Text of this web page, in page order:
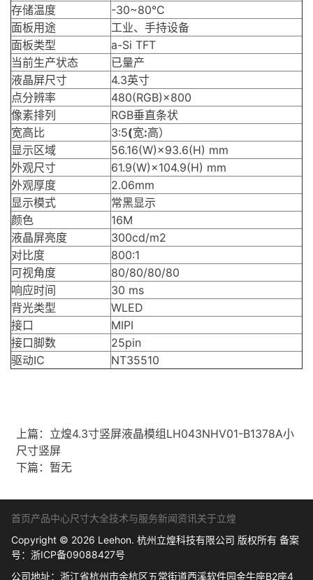
存储温度
-30~80°C
面板用途
工业、手持设备
面板类型
a-Si TFT
当前生产状态
已量产
液晶屏尺寸
4.3英寸
点分辨率
480(RGB)×800
像素排列
RGB垂直条状
宽高比
3:5(宽:高）
显示区域
56.16(W)×93.6(H) mm
外观尺寸
61.9(W)×104.9(H) mm
外观厚度
2.06mm
显示模式
常黑显示
颜色
16M
液晶屏亮度
300cd/m2
对比度
800:1
可视角度
80/80/80/80
响应时间
30 ms
背光类型
WLED
接口
MIPI
接口脚数
25pin
驱动IC
NT35510
上篇： 立煌4.3寸竖屏液晶模组LH043NHV01-B1378A小
尺寸竖屏
下篇：暂无
首页产品中心尺寸大全技术与服务新闻资讯关于立煌
Copyright © 2026 Leehon. 杭州立煌科技有限公司 版权所有 备案
号： 浙ICP备09088427号
公司地址：浙江省杭州市余杭区五常街道西溪软件园金牛座B2座4